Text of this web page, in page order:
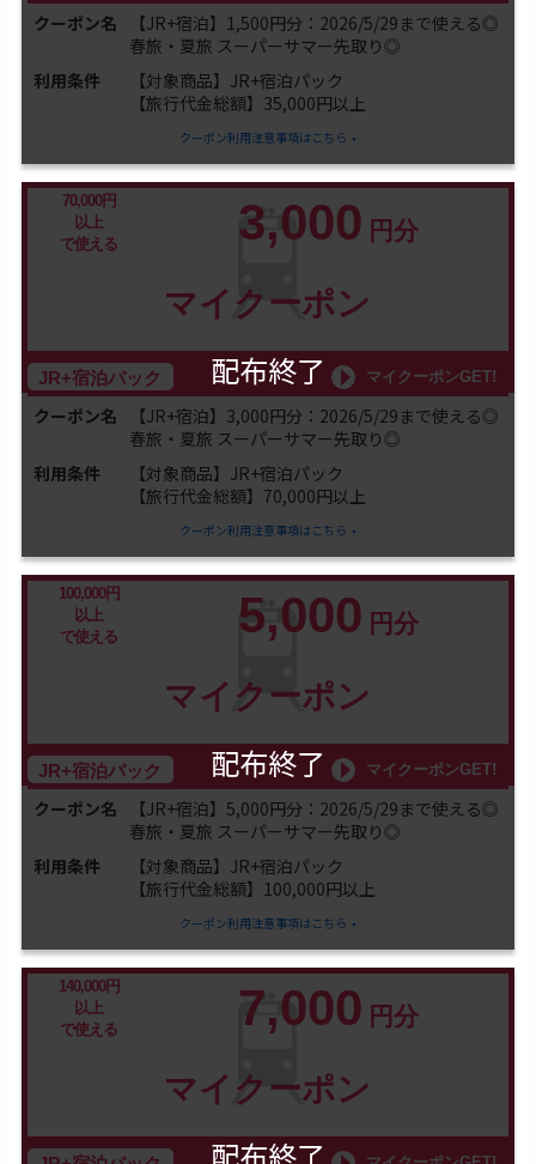
クーポン名
【JR+宿泊】1,500円分：2026/5/29まで使える◎
春旅・夏旅 スーパーサマー先取り◎
利用条件
【対象商品】JR+宿泊パック
【旅行代金総額】35,000円以上
クーポン利用注意事項はこちら
配布終了
70,000円
以上
で使える
3,000 円分
マイクーポン
JR+宿泊パック マイクーポンGET!
クーポン名
【JR+宿泊】3,000円分：2026/5/29まで使える◎
春旅・夏旅 スーパーサマー先取り◎
利用条件
【対象商品】JR+宿泊パック
【旅行代金総額】70,000円以上
クーポン利用注意事項はこちら
配布終了
100,000円
以上
で使える
5,000 円分
マイクーポン
JR+宿泊パック マイクーポンGET!
クーポン名
【JR+宿泊】5,000円分：2026/5/29まで使える◎
春旅・夏旅 スーパーサマー先取り◎
利用条件
【対象商品】JR+宿泊パック
【旅行代金総額】100,000円以上
クーポン利用注意事項はこちら
配布終了
140,000円
以上
で使える
7,000 円分
マイクーポン